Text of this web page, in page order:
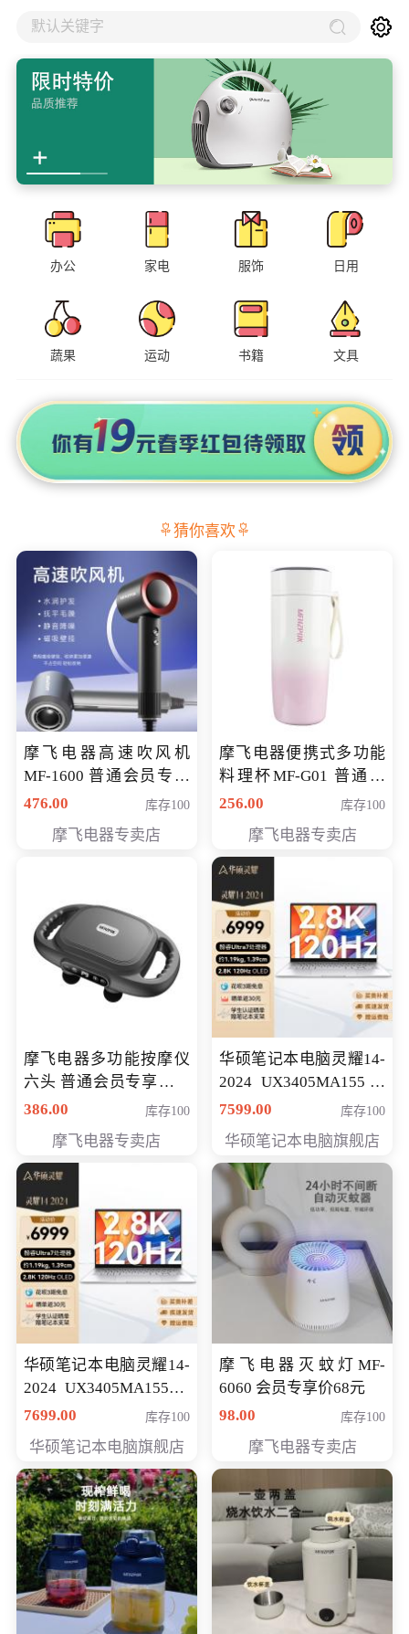
默认关键字
办公 家电 服饰 日用
蔬果 运动 书籍 文具
猜你喜欢
摩飞电器高速吹风机
MF-1600 普通会员专享
价298元
476.00 库存100
摩飞电器专卖店
摩飞电器便携式多功能
料理杯MF-G01 普通会
员专享价格118元
256.00 库存100
摩飞电器专卖店
摩飞电器多功能按摩仪
六头 普通会员专享价格
199元
386.00 库存100
摩飞电器专卖店
华硕笔记本电脑灵耀14-
2024 UX3405MA155冰
川银 oled 智慧轻薄本 会
7599.00 库存100
华硕笔记本电脑旗舰店
华硕笔记本电脑灵耀14-
2024 UX3405MA155夜
空蓝 oled 智慧轻薄本 会
7699.00 库存100
华硕笔记本电脑旗舰店
摩飞电器灭蚊灯MF-
6060 会员专享价68元
98.00
库存100
摩飞电器专卖店